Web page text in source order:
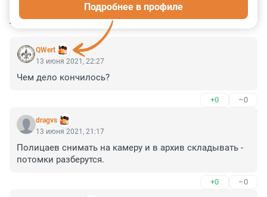
КОММЕНТАРИИ 14
QWert
Подробнее в профиле
13 июня 2021, 22:27
Чем дело кончилось?
+0 –0
dragvs
13 июня 2021, 21:17
Полицаев снимать на камеру и в архив складывать -
потомки разберутся.
+0 –0